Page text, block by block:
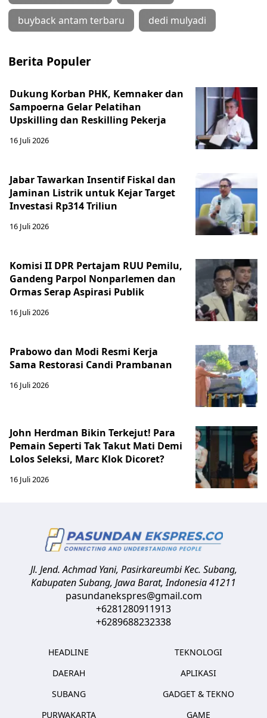
buyback antam terbaru dedi mulyadi
Berita Populer
Dukung Korban PHK, Kemnaker dan
Sampoerna Gelar Pelatihan
Upskilling dan Reskilling Pekerja
16 Juli 2026
Jabar Tawarkan Insentif Fiskal dan
Jaminan Listrik untuk Kejar Target
Investasi Rp314 Triliun
16 Juli 2026
Komisi II DPR Pertajam RUU Pemilu,
Gandeng Parpol Nonparlemen dan
Ormas Serap Aspirasi Publik
16 Juli 2026
Prabowo dan Modi Resmi Kerja
Sama Restorasi Candi Prambanan
16 Juli 2026
John Herdman Bikin Terkejut! Para
Pemain Seperti Tak Takut Mati Demi
Lolos Seleksi, Marc Klok Dicoret?
16 Juli 2026
Jl. Jend. Achmad Yani, Pasirkareumbi Kec. Subang,
Kabupaten Subang, Jawa Barat,Indonesia41211
pasundanekspres@gmail.com
+6281280911913
+6289688232338
HEADLINE
DAERAH
SUBANG
PURWAKARTA
TEKNOLOGI
APLIKASI
GADGET & TEKNO
GAME